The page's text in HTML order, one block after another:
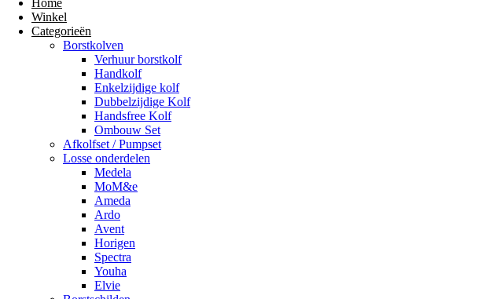
Home
Winkel
Categorieën
Borstkolven
Verhuur borstkolf
Handkolf
Enkelzijdige kolf
Dubbelzijdige Kolf
Handsfree Kolf
Ombouw Set
Afkolfset / Pumpset
Losse onderdelen
Medela
MoM&e
Ameda
Ardo
Avent
Horigen
Spectra
Youha
Elvie